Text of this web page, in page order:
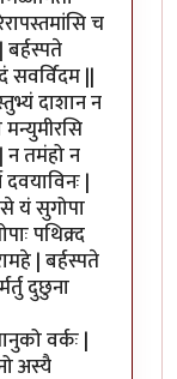
च
सवर्विदम ||
दाशान न
मन्युमीरसि
न तमंहो न
|
यं सुगोपा
पथिक्र्द
| बर्हस्पते
दुछुना
वर्कः |
अस्यै